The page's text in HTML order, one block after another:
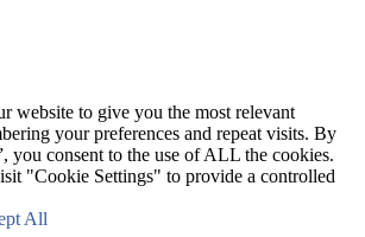
website to give you the most relevant
your preferences and repeat visits. By
you consent to the use of ALL the cookies.
"Cookie Settings" to provide a controlled
All